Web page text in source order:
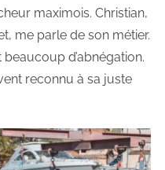
maximois. Christian,
me parle de son métier.
d’abnégation.
reconnu à sa juste